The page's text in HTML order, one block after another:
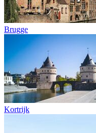
Brugge
Kortrijk